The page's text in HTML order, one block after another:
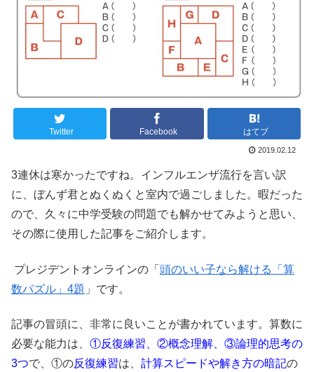
Twitter Facebook はてブ
2019.02.12
3連休は寒かったですね。インフルエンザ流行を言い訳
に、ぼんず君とぬくぬくと室内で過ごしました。暇だった
ので、久々に中学受験の問題でも解かせてみようと思い、
その際に使用した記事をご紹介します。
プレジデントオンラインの「 頭のいい子なら解ける「算
数パズル」4題 」です。
記事の冒頭に、非常に良いことが書かれています。算数に
必要な能力は、 ①反復練習、②概念理解、③論理的思考の
3つで、①の反復練習は、 計算スピードや解き方の暗記の